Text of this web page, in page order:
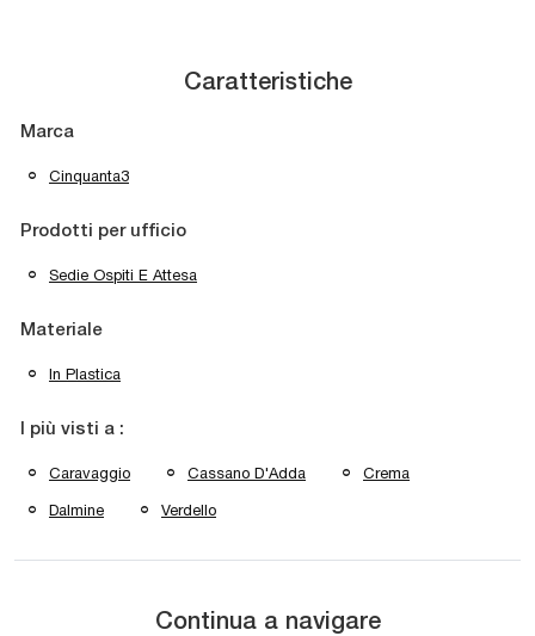
Caratteristiche
Marca
Cinquanta3
Prodotti per ufficio
Sedie Ospiti E Attesa
Materiale
In Plastica
I più visti a :
Caravaggio Cassano D'Adda Crema
Dalmine Verdello
Continua a navigare